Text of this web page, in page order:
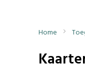
Home